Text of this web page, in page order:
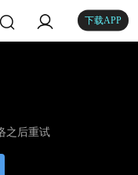
下载APP
之后重试